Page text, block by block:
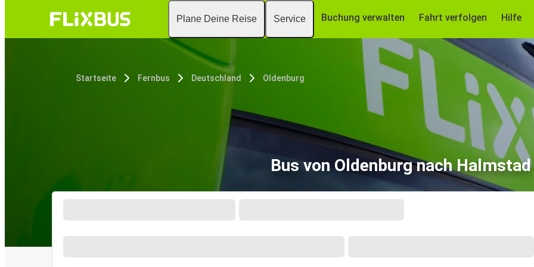
Plane Deine Reise Service Buchung verwalten Fahrt verfolgen Hilfe
Startseite Fernbus Deutschland Oldenburg
Bus von Oldenburg nach Halmstad